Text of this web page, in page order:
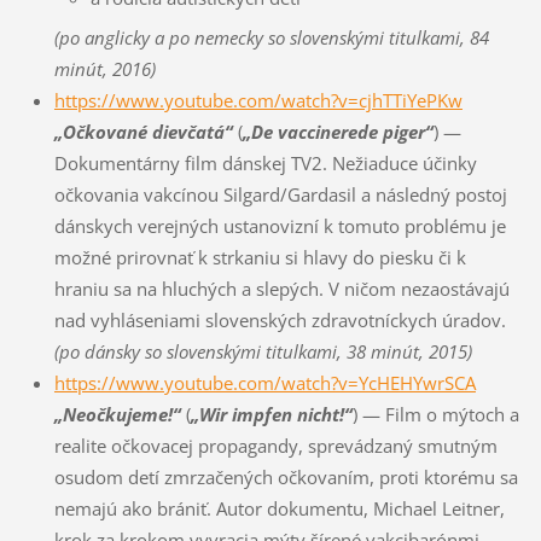
(po anglicky a po nemecky so slovenskými titulkami, 84
minút, 2016)
https://www.youtube.com/watch?v=cjhTTiYePKw
„Očkované dievčatá“(„De vaccinerede piger“) —
Dokumentárny film dánskej TV2. Nežiaduce účinky
očkovania vakcínou Silgard/Gardasil a následný postoj
dánskych verejných ustanovizní k tomuto problému je
možné prirovnať k strkaniu si hlavy do piesku či k
hraniu sa na hluchých a slepých. V ničom nezaostávajú
nad vyhláseniami slovenských zdravotníckych úradov.
(po dánsky so slovenskými titulkami, 38 minút, 2015)
https://www.youtube.com/watch?v=YcHEHYwrSCA
„Neočkujeme!“(„Wir impfen nicht!“) — Film o mýtoch a
realite očkovacej propagandy, sprevádzaný smutným
osudom detí zmrzačených očkovaním, proti ktorému sa
nemajú ako brániť. Autor dokumentu, Michael Leitner,